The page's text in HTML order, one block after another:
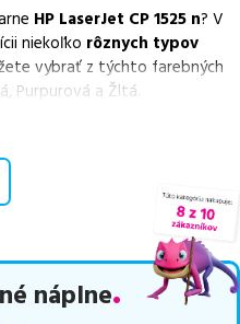
HP LaserJet CP 1525 n? V
niekoľko rôznych typov
vybrať z týchto farebných
Purpurová a Žltá.
náplní
výhodnejšie alternatívy,
, medzi ktoré patríšpičková
renovovaná rada
verzia ECONOMYv
náplne